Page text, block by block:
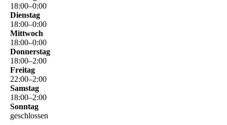
18:00–0:00
Dienstag
18:00–0:00
Mittwoch
18:00–0:00
Donnerstag
18:00–2:00
Freitag
22:00–2:00
Samstag
18:00–2:00
Sonntag
geschlossen